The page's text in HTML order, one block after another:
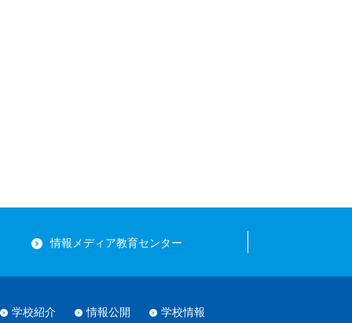
情報メディア教育センター
学校紹介 情報公開 学校情報